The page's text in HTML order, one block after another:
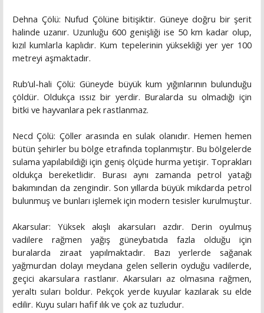
Dehna Çölü: Nufud Çölüne bitişiktir. Güneye doğru bir şerit
halinde uzanır. Uzunluğu 600 genişliği ise 50 km kadar olup,
kızıl kumlarla kaplıdır. Kum tepelerinin yüksekliği yer yer 100
metreyi aşmaktadır.
Rub’ul-hali Çölü: Güneyde büyük kum yığınlarının bulunduğu
çöldür. Oldukça ıssız bir yerdir. Buralarda su olmadığı için
bitki ve hayvanlara pek rastlanmaz.
Necd Çölü: Çöller arasında en sulak olanıdır. Hemen hemen
bütün şehirler bu bölge etrafında toplanmıştır. Bu bölgelerde
sulama yapılabildiği için geniş ölçüde hurma yetişir. Toprakları
oldukça bereketlidir. Burası aynı zamanda petrol yatağı
bakımından da zengindir. Son yıllarda büyük mikdarda petrol
bulunmuş ve bunları işlemek için modern tesisler kurulmuştur.
Akarsular: Yüksek akışlı akarsuları azdır. Derin oyulmuş
vadilere rağmen yağış güneybatıda fazla olduğu için
buralarda ziraat yapılmaktadır. Bazı yerlerde sağanak
yağmurdan dolayı meydana gelen sellerin oyduğu vadilerde,
geçici akarsulara rastlanır. Akarsuları az olmasına rağmen,
yeraltı suları boldur. Pekçok yerde kuyular kazılarak su elde
edilir. Kuyu suları hafif ılık ve çok az tuzludur.